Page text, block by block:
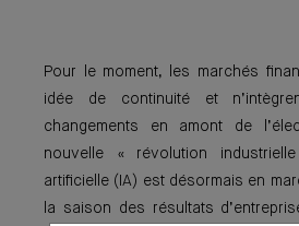
Pour le moment, les marchés
idée de continuité et
changements en amont de
nouvelle « révolution
artificielle (IA) est désormais en
la saison des résultats